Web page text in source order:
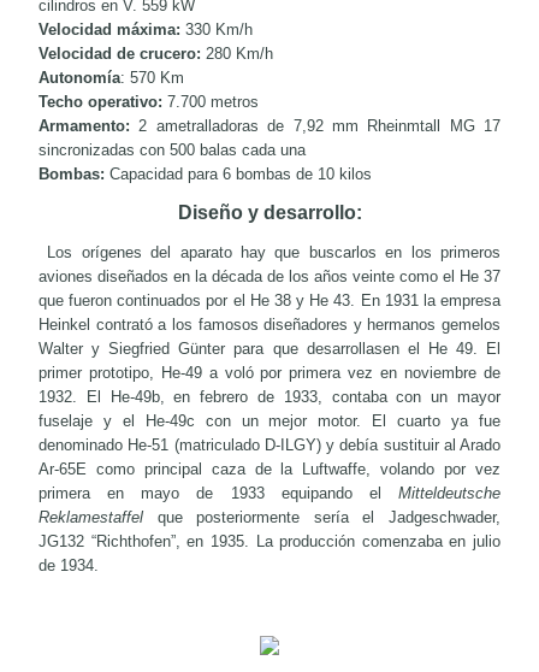
cilindros en V. 559 kW
Velocidad máxima: 330 Km/h
Velocidad de crucero: 280 Km/h
Autonomía: 570 Km
Techo operativo: 7.700 metros
Armamento: 2 ametralladoras de 7,92 mm Rheinmtall MG 17
sincronizadas con 500 balas cada una
Bombas: Capacidad para 6 bombas de 10 kilos
Diseño y desarrollo:
Los orígenes del aparato hay que buscarlos en los primeros
aviones diseñados en la década de los años veinte como el He 37
que fueron continuados por el He 38 y He 43. En 1931 la empresa
Heinkel contrató a los famosos diseñadores y hermanos gemelos
Walter y Siegfried Günter para que desarrollasen el He 49. El
primer prototipo, He-49 a voló por primera vez en noviembre de
1932. El He-49b, en febrero de 1933, contaba con un mayor
fuselaje y el He-49c con un mejor motor. El cuarto ya fue
denominado He-51 (matriculado D-ILGY) y debía sustituir al Arado
Ar-65E como principal caza de la Luftwaffe, volando por vez
primera en mayo de 1933 equipando el Mitteldeutsche
Reklamestaffel que posteriormente sería el Jadgeschwader,
JG132 “Richthofen”, en 1935. La producción comenzaba en julio
de 1934.